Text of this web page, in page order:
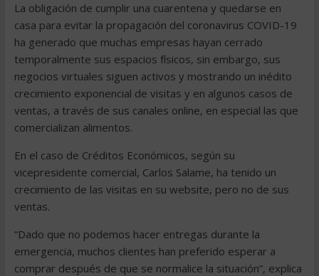
La obligación de cumplir una cuarentena y quedarse en
casa para evitar la propagación del coronavirus COVID-19
ha generado que muchas empresas hayan cerrado
temporalmente sus espacios físicos, sin embargo, sus
negocios virtuales siguen activos y mostrando un inédito
crecimiento exponencial de visitas y en algunos casos de
ventas, a través de sus canales online, en especial las que
comercializan alimentos.
En el caso de Créditos Económicos, según su
vicepresidente comercial, Carlos Salame, ha tenido un
crecimiento de las visitas en su website, pero no de sus
ventas.
“Dado que no podemos hacer entregas durante la
emergencia, muchos clientes han preferido esperar a
comprar después de que se normalice la situación”, explica